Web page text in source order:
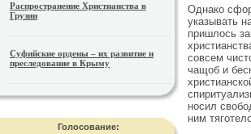
Распространение Христианства в
Грузии
Суфийские ордены – их развитие и
преследование в Крыму
Голосование:
Однако
указывать
пришлось
совсем
чащоб и
носил
ним